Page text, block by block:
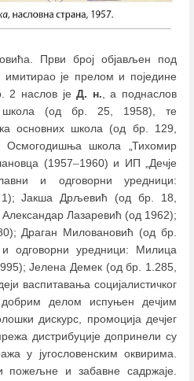
Први број објављен под
имитирао је прелом и поједине
2 наслов јеД. н., а поднаслов
школа (од бр. 25, 1958), те
основних школа (од бр. 129,
школа „Тихомир
(1957–1960) и ИП „Дечје
и одговорни уредници:
Јакша Дрљевић (од бр. 18,
Лазаревић (од 1962);
Драган Миловановић (од бр.
одговорни уредници: Милица
Јелена Демек (од бр. 1.285,
васпитавања социјалистичког
делом испуњен дечјим
дискурс, промоција дечјег
дистрибуције допринели су
у југословенским оквирима.
пожељне и забавне садржаје.